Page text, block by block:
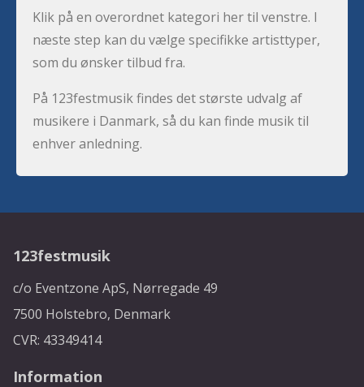
Klik på en overordnet kategori her til venstre. I
næste step kan du vælge specifikke artisttyper,
som du ønsker tilbud fra.
På 123festmusik findes det største udvalg af
musikere i Danmark, så du kan finde musik til
enhver anledning.
123festmusik
c/o Eventzone ApS, Nørregade 49
7500 Holstebro, Denmark
CVR: 43349414
Information